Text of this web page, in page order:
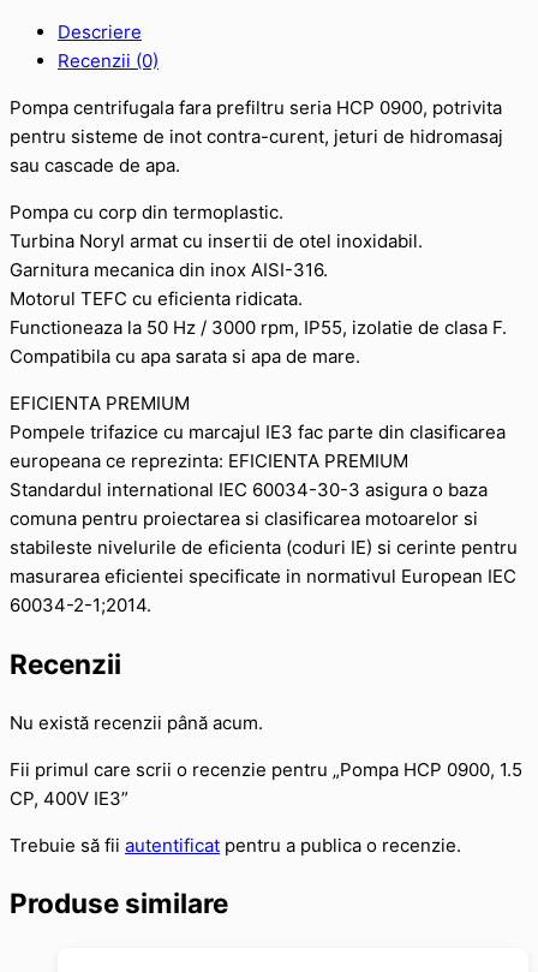
Descriere
Recenzii (0)
Pompa centrifugala fara prefiltru seria HCP 0900, potrivita
pentru sisteme de inot contra-curent, jeturi de hidromasaj
sau cascade de apa.
Pompa cu corp din termoplastic.
Turbina Noryl armat cu insertii de otel inoxidabil.
Garnitura mecanica din inox AISI-316.
Motorul TEFC cu eficienta ridicata.
Functioneaza la 50 Hz / 3000 rpm, IP55, izolatie de clasa F.
Compatibila cu apa sarata si apa de mare.
EFICIENTA PREMIUM
Pompele trifazice cu marcajul IE3 fac parte din clasificarea
europeana ce reprezinta: EFICIENTA PREMIUM
Standardul international IEC 60034-30-3 asigura o baza
comuna pentru proiectarea si clasificarea motoarelor si
stabileste nivelurile de eficienta (coduri IE) si cerinte pentru
masurarea eficientei specificate in normativul European IEC
60034-2-1;2014.
Recenzii
Nu există recenzii până acum.
Fii primul care scrii o recenzie pentru „Pompa HCP 0900, 1.5
CP, 400V IE3”
Trebuie să fii autentificat pentru a publica o recenzie.
Produse similare